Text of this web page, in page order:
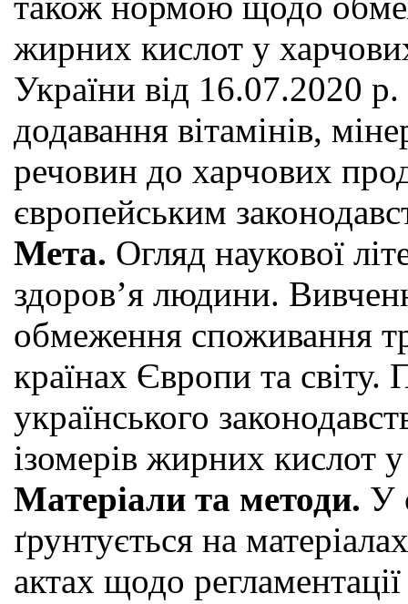
жирних кислот у
України від 16.07.2020
додавання вітамінів,
речовин до харчових
європейським
Мета. Огляд наукової
здоров’я людини.
обмеження споживання
країнах Європи та
українського
ізомерів жирних кислот
Матеріали та методи. У
ґрунтується на
актах щодо